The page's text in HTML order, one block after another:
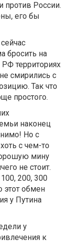
против России.
его бы
бросить на
территориях
смирились с
Так что
простого.
наконец
Но с
с чем-то
мину
не стоит.
200, 300
этот обмен
у Путина
у
к